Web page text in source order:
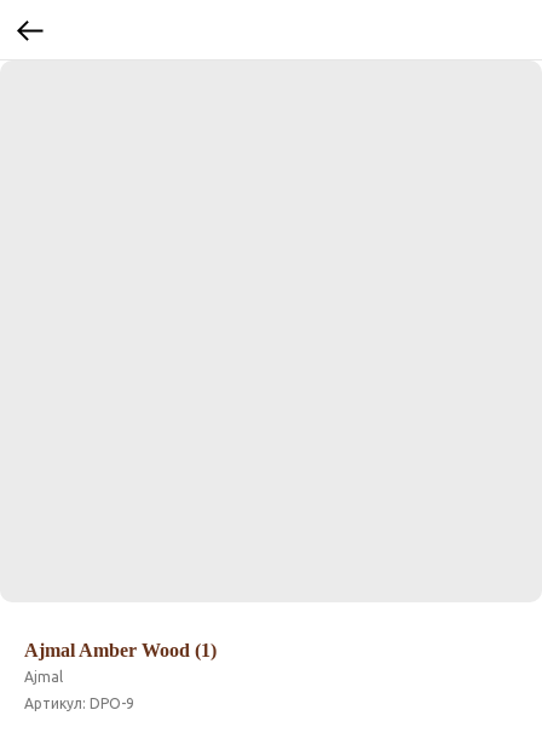
Ajmal Amber Wood (1)
Ajmal
Артикул: DPO-9